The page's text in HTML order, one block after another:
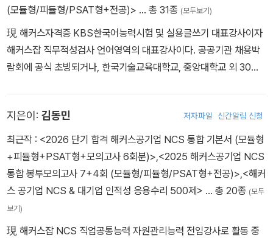
(모듈형/피듈형/PSAT형+전공)> … 총 31종 (모두보기)
現 해커스자격증 KBS한국어능력시험 및 실용글쓰기 대표강사이자
해커스잡 직무적성검사 언어영역의 대표강사이다. 공공기관 채용박
람회에 공식 초빙되거나, 한국기술교육대학교, 중앙대학교 외 30여
시험 유형별 공략방법과 접근법에 대한 설명이 상세하여 초시생의 학
습 길잡이로서 높은 신뢰를 받는다. 수험생들이 듣기, 읽기, 쓰기 등
대비해야 할 영역이 넓어 어려워하는 점을 고려하여, 문제 출제 의도
부터 유형별 풀이 전략으로 고득점을 취득하는 방법까지 탄탄한 학습
전략을 제시하여 수험생들의 합격을 이끈다.
지은이: 김동민 저자파일 신간알림 신청
최근작 : <2026 단기 합격 해커스공기업 NCS 통합 기본서 (모듈형
+피듈형+PSAT형+모의고사 6회분)>,<2025 해커스공기업 NCS
통합 봉투모의고사 7+4회 (모듈형/피듈형/PSAT형+전공)>,<해커
스 공기업 NCS & 대기업 인적성 응용수리 500제> … 총 20종 (모두
보기)
現 해커스잡 NCS 직업공통능력 자원관리능력 전임강사로 활동 중